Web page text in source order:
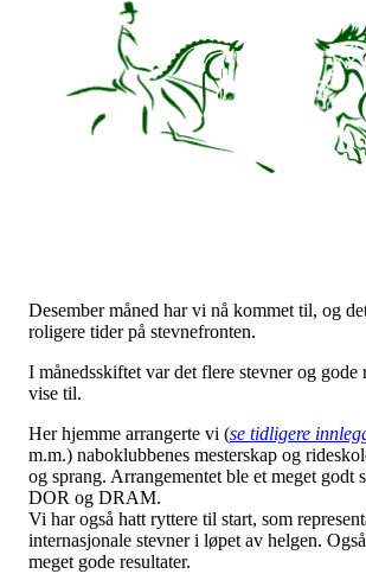
Desember måned har vi nå kommet til, og
roligere tider på stevnefronten.
I månedsskiftet var det flere stevner og gode
vise til.
Her hjemme arrangerte vi (se tidligere
m.m.) naboklubbenes mesterskap og
og sprang. Arrangementet ble et meget godt
DOR og DRAM.
Vi har også hatt ryttere til start, som
internasjonale stevner i løpet av helgen.
meget gode resultater.